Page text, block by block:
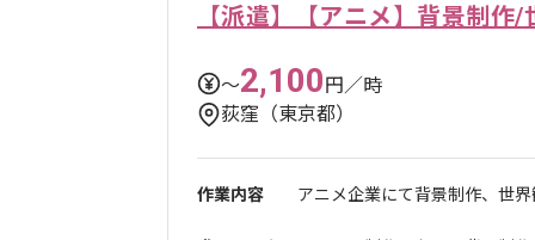
【派遣】【アニメ】背景制作
〜2,100円／時
荻窪（東京都）
作業内容 アニメ企業にて背景制作、世